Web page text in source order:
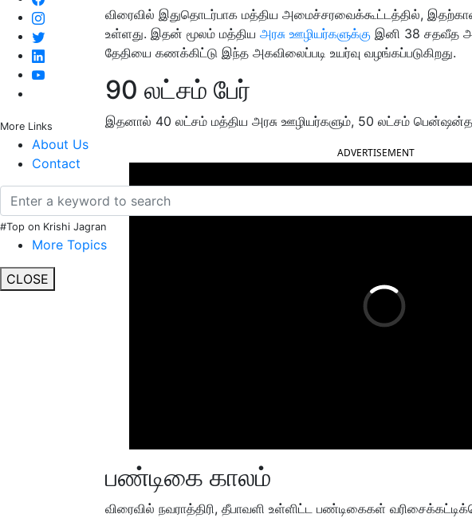
More Links
About Us
Contact
#Top on Krishi Jagran
More Topics
CLOSE
விரைவில் இதுதொடர்பாக மத்திய அமைச்சரவைக்கூட்டத்தில், இதற்கான
உள்ளது. இதன் மூலம் மத்திய அரசு ஊழியர்களுக்கு இனி 38 சதவீத
தேதியை கணக்கிட்டு இந்த அகவிலைப்படி உயர்வு வழங்கப்படுகிறது.
90 லட்சம் பேர்
இதனால் 40 லட்சம் மத்திய அரசு ஊழியர்களும், 50 லட்சம்
ADVERTISEMENT
பண்டிகை காலம்
விரைவில் நவராத்திரி, தீபாவளி உள்ளிட்ட பண்டிகைகள்